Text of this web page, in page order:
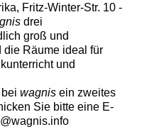
Fritz-Winter-Str. 10 -
drei
groß und
die Räume ideal für
und
wagnisein zweites
Sie bitte eine E-